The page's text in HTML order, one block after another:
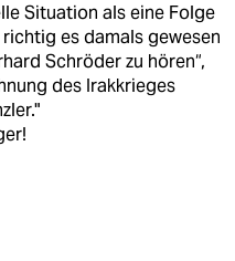
Situation als eine Folge
es damals gewesen
Schröder zu hören“,
des Irakkrieges